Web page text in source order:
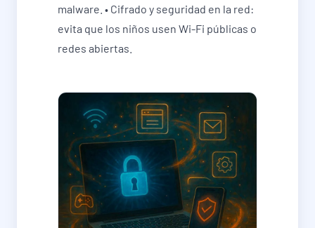
malware. • Cifrado y seguridad en la red:
evita que los niños usen Wi-Fi públicas o
redes abiertas.